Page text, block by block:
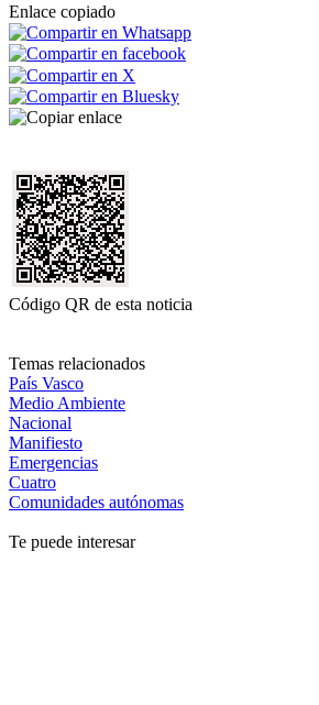
Enlace copiado
Código QR de esta noticia
Temas relacionados
País Vasco
Medio Ambiente
Nacional
Manifiesto
Emergencias
Cuatro
Comunidades autónomas
Te puede interesar